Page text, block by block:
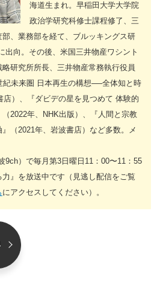
海道生まれ。早稲田大学大学院
政治学研究科修士課程修了、三
、業務部を経て、ブルッキングス研
出向。その後、米国三井物産ワシント
研究所所長、三井物産常務執行役員
紀未来圏 日本再生の構想──全体知と時
店）、『ダビデの星を見つめて 体験的
2022年、NHK出版）、『人間と宗教
（2021年、岩波書店）など多数。メ
9ch）で毎月第3日曜日11：00〜11：55
』を放送中です（見逃し配信をご覧
にアクセスしてください）。